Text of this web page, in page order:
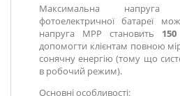
Максимальна напруга
фотоелектричної батареї
напруга MPP становить
допомогти клієнтам повною
сонячну енергію (тому що
в робочий режим).
Основні особливості: